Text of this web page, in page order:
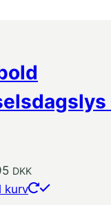
DKK
kurv